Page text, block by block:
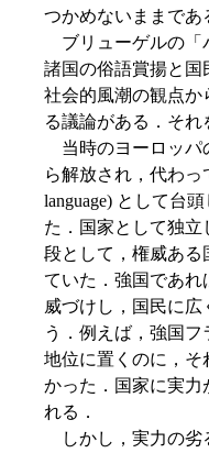
つかめないままであ
ブリューゲルの「
諸国の俗語賞揚と国
社会的風潮の観点か
る議論がある．それ
当時のヨーロッパ
ら解放され，代わっ
language) として台
た．国家として独
段として，権威ある
ていた．強国であれ
威づけし，国民に
う．例えば，強国
地位に置くのに，そ
かった．国家に実力
れる．
しかし，実力の劣